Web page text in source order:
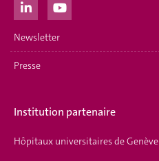
Newsletter
Presse
Institution partenaire
Hôpitaux universitaires de Genève